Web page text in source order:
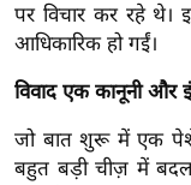
रं
ज
न
ग
त
पर विचार कर रहे
आधिकारिक हो गईं।
विवाद एक कानूनी और
जो बात शुरू में एक
बहुत बड़ी चीज़ में